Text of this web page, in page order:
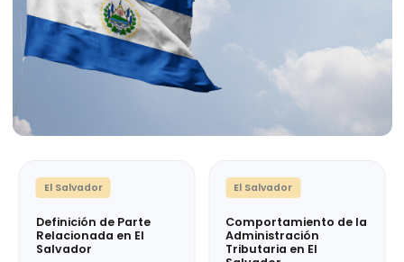
El Salvador El Salvador